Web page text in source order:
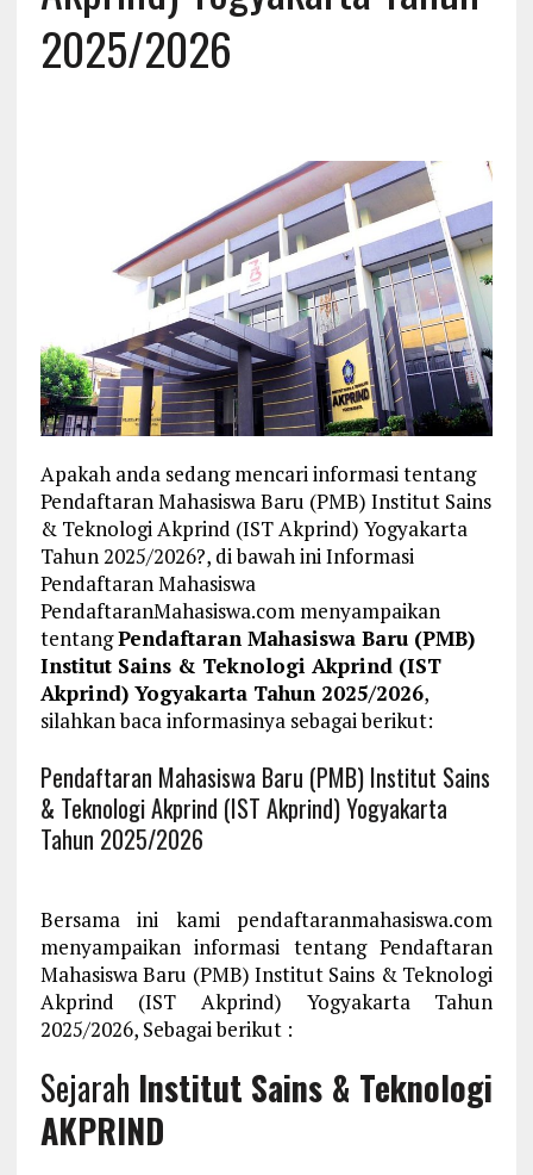
2025/2026
Apakah anda sedang mencari informasi tentang
Pendaftaran Mahasiswa Baru (PMB) Institut Sains
& Teknologi Akprind (IST Akprind) Yogyakarta
Tahun 2025/2026?, di bawah ini Informasi
Pendaftaran Mahasiswa
PendaftaranMahasiswa.com menyampaikan
tentangPendaftaran Mahasiswa Baru (PMB)
Institut Sains & Teknologi Akprind (IST
Akprind) Yogyakarta Tahun 2025/2026,
silahkan baca informasinya sebagai berikut:
Pendaftaran Mahasiswa Baru (PMB) Institut Sains
& Teknologi Akprind (IST Akprind) Yogyakarta
Tahun 2025/2026
Bersama ini kami pendaftaranmahasiswa.com
menyampaikan informasi tentang Pendaftaran
Mahasiswa Baru (PMB) Institut Sains & Teknologi
Akprind (IST Akprind) Yogyakarta Tahun
2025/2026, Sebagai berikut :
Sejarah Institut Sains & Teknologi
AKPRIND